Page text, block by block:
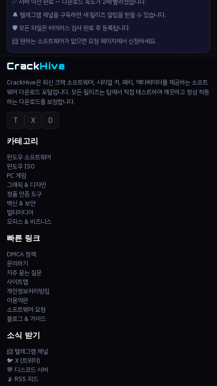
✅ 서버 이전 완료 — 다운로드 속도가 2배 빨라졌습니다.
🔔 텔레그램 채널을 구독하면 새 릴리즈 알림을 받을 수 있습니다.
🛡️ 모든 파일은 바이러스 검사 완료 후 등록됩니다.
📨 원하는 소프트웨어가 없으면 요청 페이지에서 신청하세요.
CrackHive
CrackHive은 최신 크랙 소프트웨어, 시리얼 키, 패치, 액티베이터를 제공하는 소프트
웨어 다운로드 포털입니다. 모든 릴리즈는 팀에서 직접 테스트하여 깨끗하고 정상 작동
하는 다운로드를 보장합니다.
T X D
카테고리
윈도우 소프트웨어
윈도우 ISO
PC 게임
그래픽 & 디자인
정품 인증 도구
백신 & 보안
멀티미디어
오피스 & 비즈니스
빠른 링크
DMCA 정책
문의하기
자주 묻는 질문
사이트맵
개인정보처리방침
이용약관
소프트웨어 요청
블로그 & 가이드
소식 받기
📨 텔레그램 채널
🐦 X (트위터)
💬 디스코드 서버
📡 RSS 피드